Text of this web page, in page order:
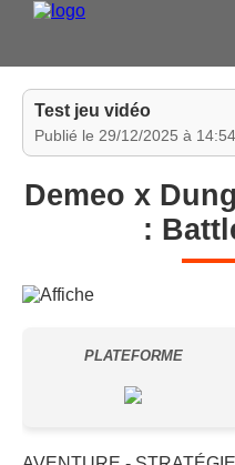
Test jeu vidéo
Publié le 29/12/2025 à
Demeo x
:
PLATEFORME